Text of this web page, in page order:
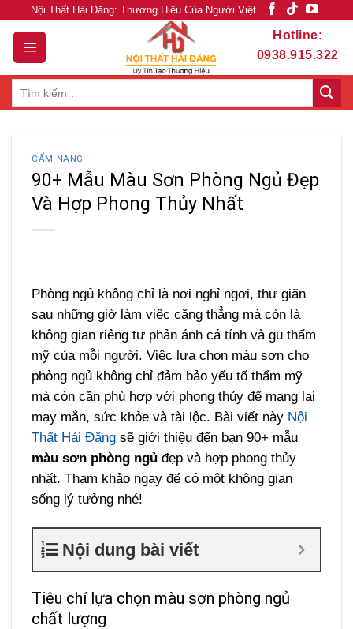
content
Nội Thất Hải Đăng: Thương Hiệu Của Người Việt
Hotline:
0938.915.322
CẨM NANG
90+ Mẫu Màu Sơn Phòng Ngủ Đẹp
Và Hợp Phong Thủy Nhất
Phòng ngủ không chỉ là nơi nghỉ ngơi, thư giãn
sau những giờ làm việc căng thẳng mà còn là
không gian riêng tư phản ánh cá tính và gu thẩm
mỹ của mỗi người. Việc lựa chọn màu sơn cho
phòng ngủ không chỉ đảm bảo yếu tố thẩm mỹ
mà còn cần phù hợp với phong thủy để mang lại
may mắn, sức khỏe và tài lộc. Bài viết này Nội
Thất Hải Đăng sẽ giới thiệu đến bạn 90+ mẫu
màu sơn phòng ngủ đẹp và hợp phong thủy
nhất. Tham khảo ngay để có một không gian
sống lý tưởng nhé!
Nội dung bài viết
Tiêu chí lựa chọn màu sơn phòng ngủ
chất lượng